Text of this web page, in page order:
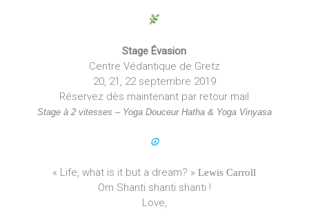
Stage Évasion
Centre Védantique de Gretz
20, 21, 22 septembre 2019
Réservez dès maintenant par retour mail
Stage à 2 vitesses – Yoga Douceur Hatha & Yoga Vinyasa
☮︎
« Life, what is it but a dream? » Lewis Carroll
Om Shanti shanti shanti !
Love,